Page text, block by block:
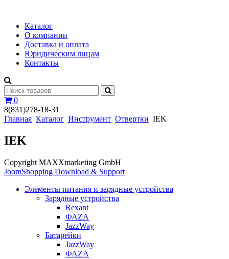
Каталог
О компании
Доставка и оплата
Юридическим лицам
Контакты
0
8(831)278-18-31
Главная Каталог Инструмент Отвертки IEK
IEK
Copyright MAXXmarketing GmbH
JoomShopping Download & Support
Элементы питания и зарядные устройства
Зарядные устройства
Rexant
ФАZА
JazzWay
Батарейки
JazzWay
ФАZА